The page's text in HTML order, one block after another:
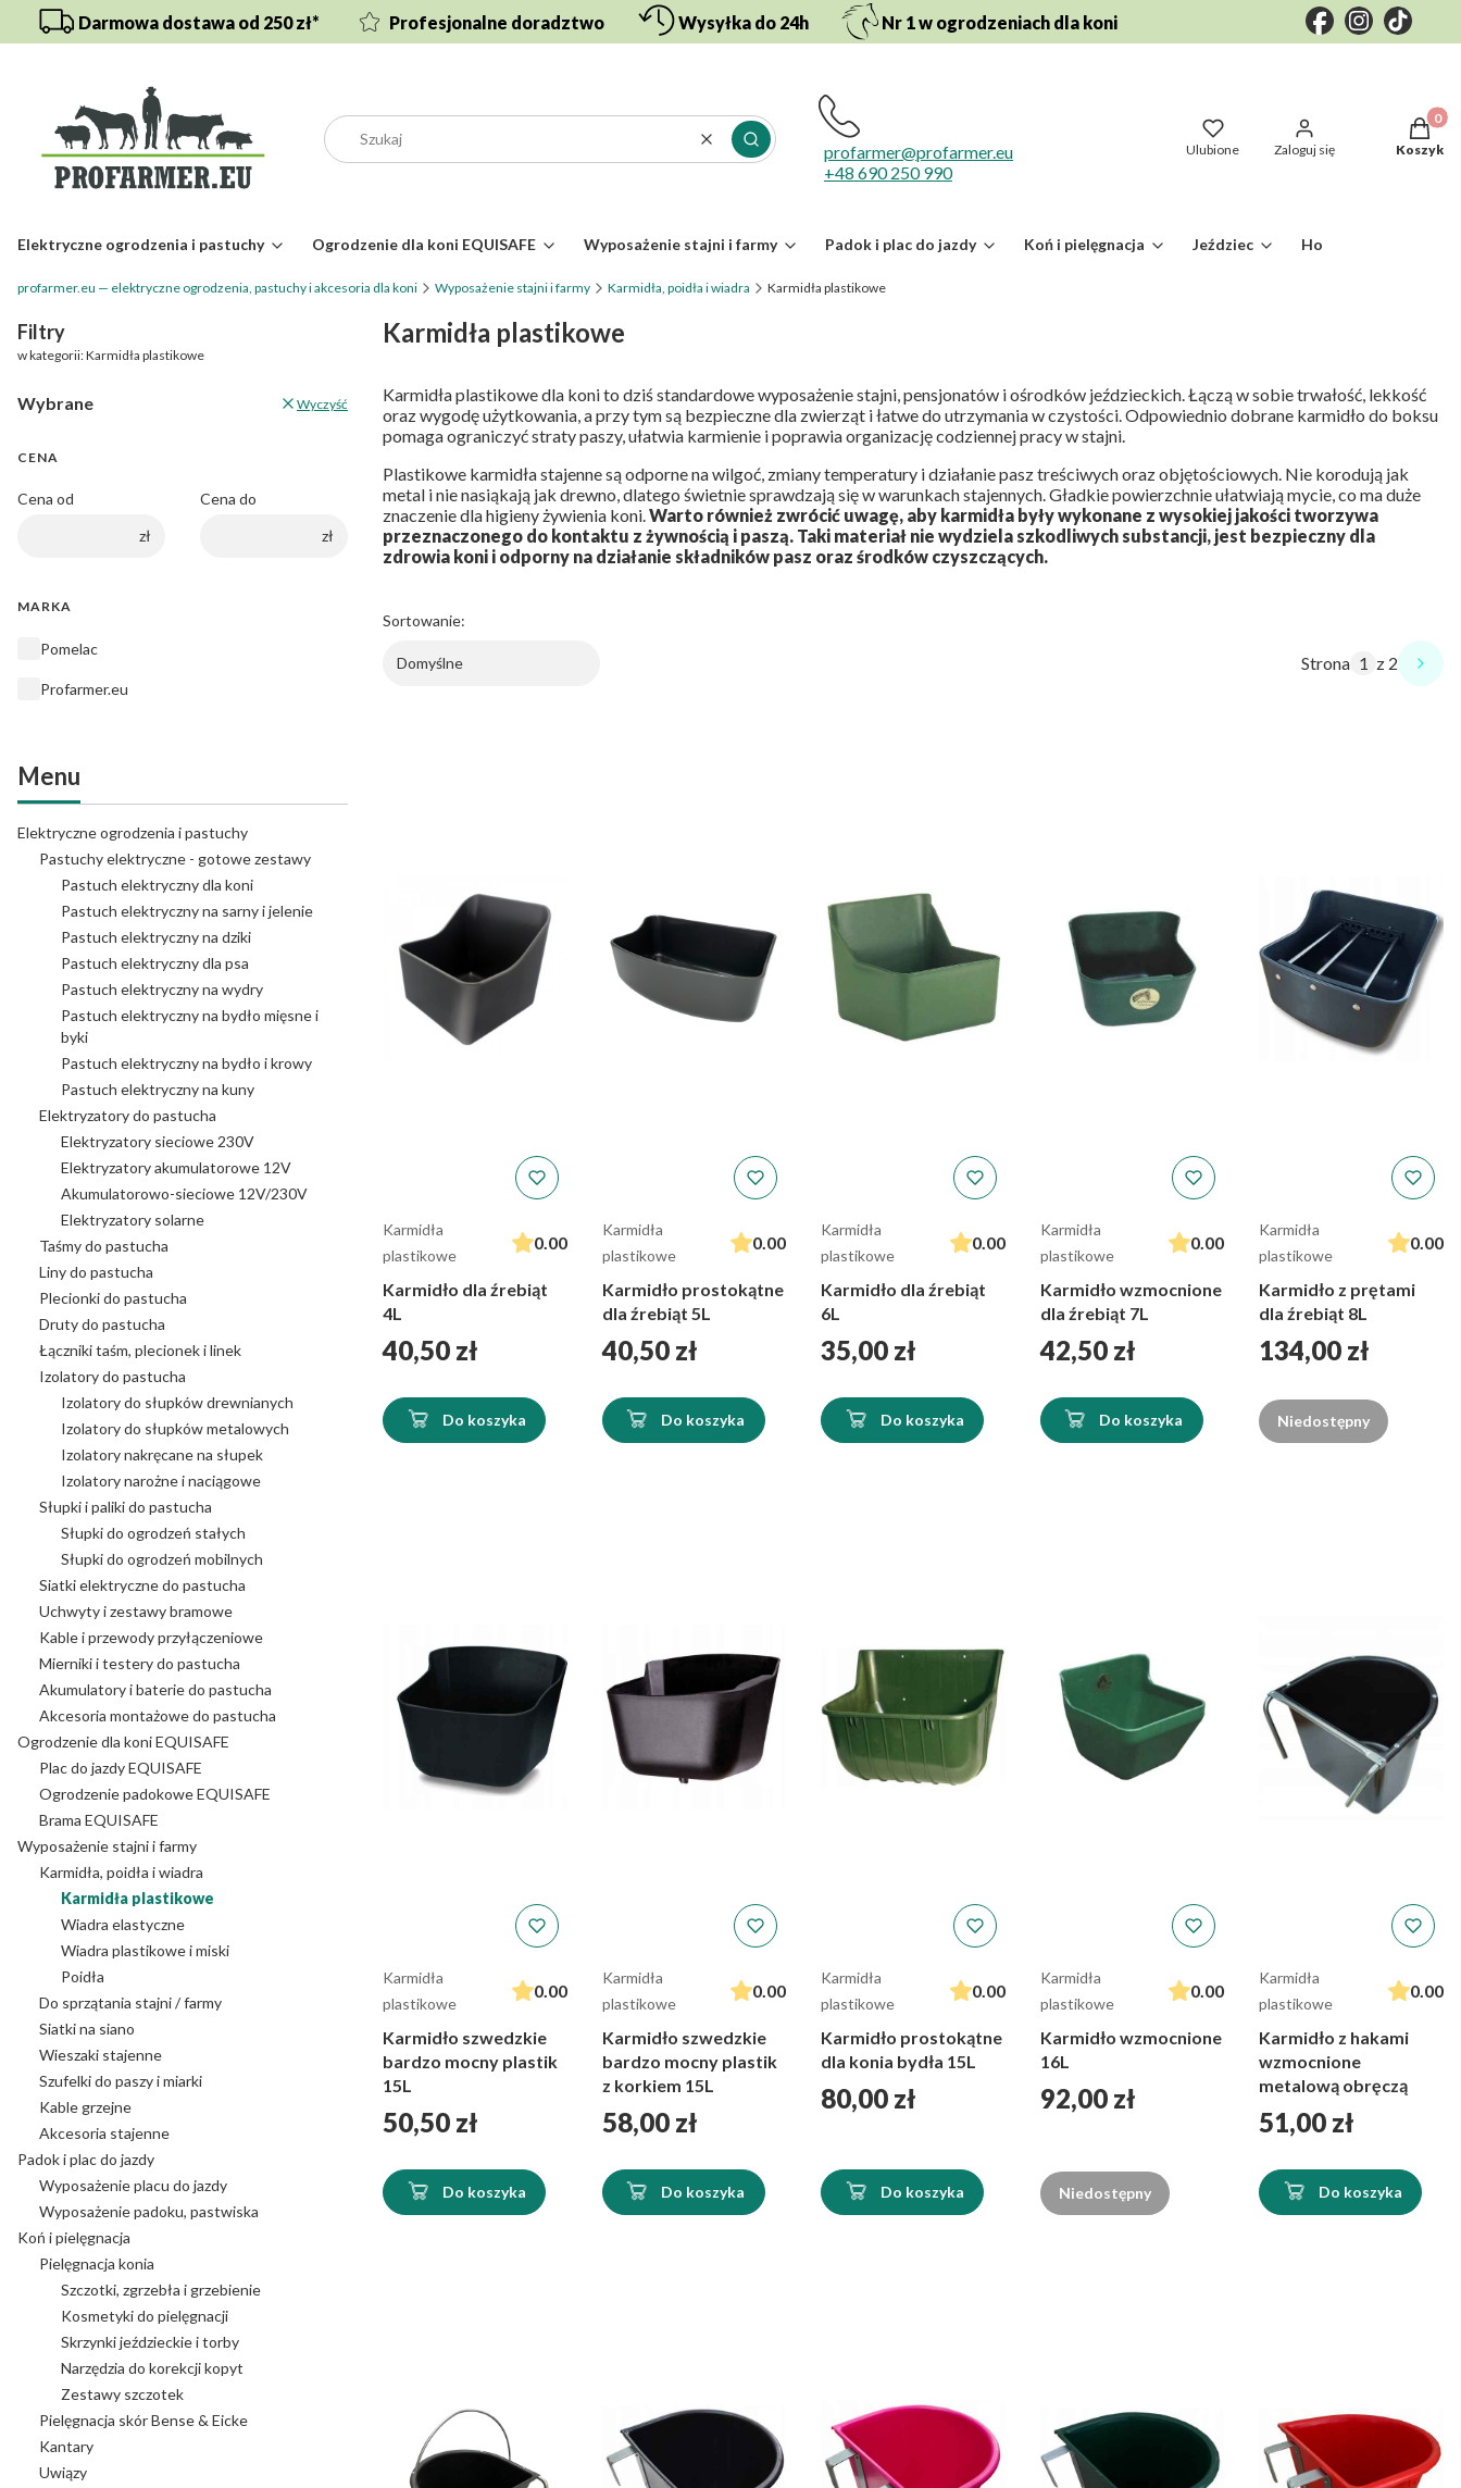
Darmowa dostawa od 250 zł* Profesjonalne doradztwo Wysyłka do 24h Nr 1 w ogrodzeniach dla koni
WyczyśćSzukaj
profarmer@profarmer.eu
+48 690 250 990
Ulubione Zaloguj się Koszyk
Elektryczne ogrodzenia i pastuchy Ogrodzenie dla koni EQUISAFE Wyposażenie stajni i farmy Padok i plac do jazdy Koń i pielęgnacja Jeździec Hodowla zwierząt
profarmer.eu — elektryczne ogrodzenia, pastuchy i akcesoria dla koni Wyposażenie stajni i farmy Karmidła, poidła i wiadra Karmidła plastikowe
Filtry
w kategorii: Karmidła plastikowe
Wybrane Wyczyść
CENA
Cena od
zł
Cena do
zł
MARKA
Marka
Pomelac
Profarmer.eu
Menu
Elektryczne ogrodzenia i pastuchy
Pastuchy elektryczne - gotowe zestawy
Pastuch elektryczny dla koni
Pastuch elektryczny na sarny i jelenie
Pastuch elektryczny na dziki
Pastuch elektryczny dla psa
Pastuch elektryczny na wydry
Pastuch elektryczny na bydło mięsne i
byki
Pastuch elektryczny na bydło i krowy
Pastuch elektryczny na kuny
Elektryzatory do pastucha
Elektryzatory sieciowe 230V
Elektryzatory akumulatorowe 12V
Akumulatorowo-sieciowe 12V/230V
Elektryzatory solarne
Taśmy do pastucha
Liny do pastucha
Plecionki do pastucha
Druty do pastucha
Łączniki taśm, plecionek i linek
Izolatory do pastucha
Izolatory do słupków drewnianych
Izolatory do słupków metalowych
Izolatory nakręcane na słupek
Izolatory narożne i naciągowe
Słupki i paliki do pastucha
Słupki do ogrodzeń stałych
Słupki do ogrodzeń mobilnych
Siatki elektryczne do pastucha
Uchwyty i zestawy bramowe
Kable i przewody przyłączeniowe
Mierniki i testery do pastucha
Akumulatory i baterie do pastucha
Akcesoria montażowe do pastucha
Ogrodzenie dla koni EQUISAFE
Plac do jazdy EQUISAFE
Ogrodzenie padokowe EQUISAFE
Brama EQUISAFE
Wyposażenie stajni i farmy
Karmidła, poidła i wiadra
Karmidła plastikowe
Wiadra elastyczne
Wiadra plastikowe i miski
Poidła
Do sprzątania stajni / farmy
Siatki na siano
Wieszaki stajenne
Szufelki do paszy i miarki
Kable grzejne
Akcesoria stajenne
Padok i plac do jazdy
Wyposażenie placu do jazdy
Wyposażenie padoku, pastwiska
Koń i pielęgnacja
Pielęgnacja konia
Szczotki, zgrzebła i grzebienie
Kosmetyki do pielęgnacji
Skrzynki jeździeckie i torby
Narzędzia do korekcji kopyt
Zestawy szczotek
Pielęgnacja skór Bense & Eicke
Kantary
Uwiązy
Karmidła plastikowe
Karmidła plastikowe dla koni to dziś standardowe wyposażenie stajni, pensjonatów i ośrodków jeździeckich. Łączą w sobie trwałość, lekkość
oraz wygodę użytkowania, a przy tym są bezpieczne dla zwierząt i łatwe do utrzymania w czystości. Odpowiednio dobrane karmidło do boksu
pomaga ograniczyć straty paszy, ułatwia karmienie i poprawia organizację codziennej pracy w stajni.
Plastikowe karmidła stajenne są odporne na wilgoć, zmiany temperatury i działanie pasz treściwych oraz objętościowych. Nie korodują jak
metal i nie nasiąkają jak drewno, dlatego świetnie sprawdzają się w warunkach stajennych. Gładkie powierzchnie ułatwiają mycie, co ma duże
znaczenie dla higieny żywienia koni.Warto również zwrócić uwagę, aby karmidła były wykonane z wysokiej jakości tworzywa
przeznaczonego do kontaktu z żywnością i paszą. Taki materiał nie wydziela szkodliwych substancji, jest bezpieczny dla
zdrowia koni i odporny na działanie składników pasz oraz środków czyszczących.
Sortowanie:
Domyślne Strona z 2
Karmidła
plastikowe
0.00
Karmidło dla źrebiąt
4L
Cena
40,50 zł
Do koszyka
Karmidła
plastikowe
0.00
Karmidło prostokątne
dla źrebiąt 5L
Cena
40,50 zł
Do koszyka
Karmidła
plastikowe
0.00
Karmidło dla źrebiąt
6L
Cena
35,00 zł
Do koszyka
Karmidła
plastikowe
0.00
Karmidło wzmocnione
dla źrebiąt 7L
Cena
42,50 zł
Do koszyka
Karmidła
plastikowe
0.00
Karmidło z prętami
dla źrebiąt 8L
Cena
134,00 zł
Niedostępny
Karmidła
plastikowe
0.00
Karmidło szwedzkie
bardzo mocny plastik
15L
Cena
50,50 zł
Do koszyka
Karmidła
plastikowe
0.00
Karmidło szwedzkie
bardzo mocny plastik
z korkiem 15L
Cena
58,00 zł
Do koszyka
Karmidła
plastikowe
0.00
Karmidło prostokątne
dla konia bydła 15L
Cena
80,00 zł
Do koszyka
Karmidła
plastikowe
0.00
Karmidło wzmocnione
16L
Cena
92,00 zł
Niedostępny
Karmidła
plastikowe
0.00
Karmidło z hakami
wzmocnione
metalową obręczą
Cena
51,00 zł
Do koszyka